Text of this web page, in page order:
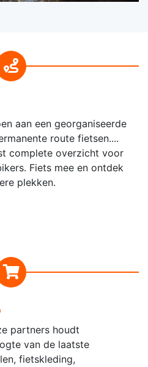
aan een georganiseerde
route fietsen....
complete overzicht voor
Fiets mee en ontdek
plekken.
partners houdt
van de laatste
fietskleding,